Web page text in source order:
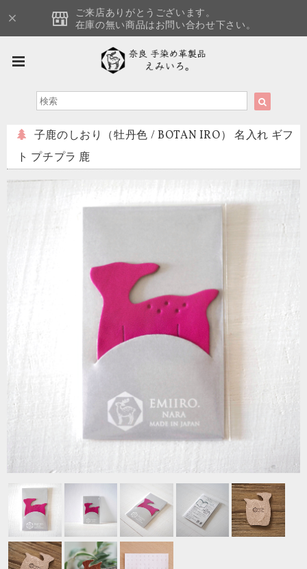
ご来店ありがとうございます。
在庫の無い商品はお問い合わせ下さい。
子鹿のしおり（牡丹色 / BOTAN IRO） 名入れ ギフ
ト プチプラ 鹿